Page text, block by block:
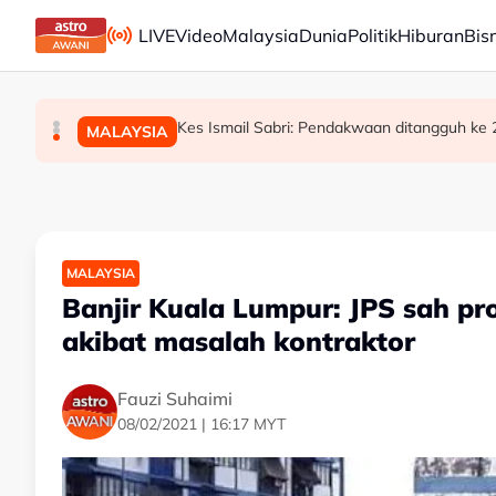
Skip to main content
LIVEVideoMalaysiaDuniaPolitikHiburan
BISNES Bursa Malaysia dibuka rendah, menjejaki
MALAYSIA Bekas Ketua Hakim Negara Tun Mohamed
MALAYSIA Kes Ismail Sabri: Pendakwaan ditangguh
MALAYSIA
Banjir Kuala Lumpur: JPS sah
akibat masalah kontraktor
Fauzi Suhaimi
08/02/2021 | 16:17 MYT